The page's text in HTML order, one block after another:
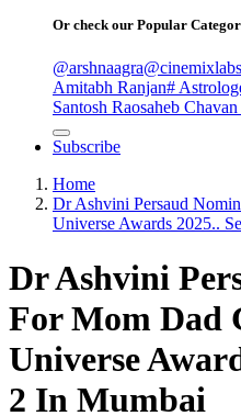
Or check our Popular
@arshnaagra@cinemixlabs
Amitabh Ranjan#
Santosh Raosaheb
Subscribe
Home
Dr Ashvini Persaud
Universe Awards 2025..
Dr Ashvini
For Mom Dad
Universe
2 In Mumbai